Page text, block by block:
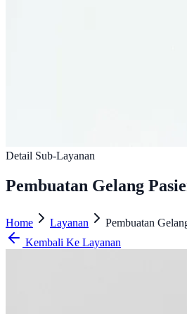
Detail Sub-Layanan
Pembuatan Gelang
Home Layanan
Pembuatan
Kembali Ke Layanan